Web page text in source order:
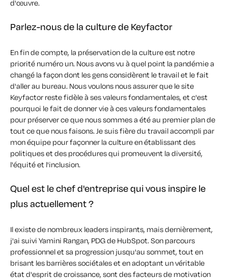
d'œuvre.
Parlez-nous de la culture de Keyfactor
En fin de compte, la préservation de la culture est notre
priorité numéro un. Nous avons vu à quel point la pandémie a
changé la façon dont les gens considèrent le travail et le fait
d'aller au bureau. Nous voulons nous assurer que le site
Keyfactor reste fidèle à ses valeurs fondamentales, et c'est
pourquoi le fait de donner vie à ces valeurs fondamentales
pour préserver ce que nous sommes a été au premier plan de
tout ce que nous faisons. Je suis fière du travail accompli par
mon équipe pour façonner la culture en établissant des
politiques et des procédures qui promeuvent la diversité,
l'équité et l'inclusion.
Quel est le chef d'entreprise qui vous inspire le
plus actuellement ?
Il existe de nombreux leaders inspirants, mais dernièrement,
j'ai suivi Yamini Rangan, PDG de HubSpot. Son parcours
professionnel et sa progression jusqu'au sommet, tout en
brisant les barrières sociétales et en adoptant un véritable
état d'esprit de croissance, sont des facteurs de motivation